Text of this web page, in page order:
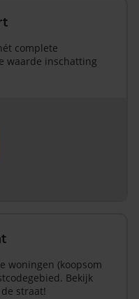
complete
waarde inschatting
woningen (koopsom
Bekijk
straat!